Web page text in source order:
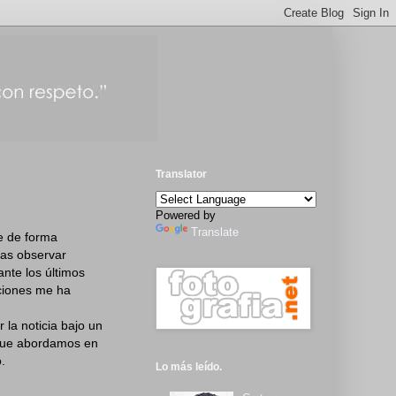
de forma
observar
los últimos
me ha
la noticia bajo un
abordamos en
Translator
Powered by
Translate
Lo más leído.